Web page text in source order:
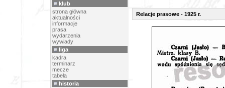
klub
strona główna
aktualności
informacje
prasa
wydarzenia
wywiady
liga
kadra
terminarz
mecze
tabela
historia
Relacje prasowe - 1925 r.